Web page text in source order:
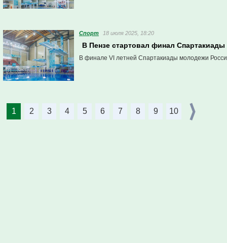
Спорт 18 июля 2025, 18:20
В Пензе стартовал финал
В финале VI летней Спартакиады молодежи
1 2 3 4 5 6 7 8 9 10